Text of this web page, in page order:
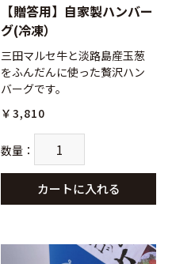
【贈答用】自家製ハンバー
グ(冷凍）
三田マルセ牛と淡路島産玉葱
をふんだんに使った贅沢ハン
バーグです。
￥3,810
数量 ：
カートに入れる